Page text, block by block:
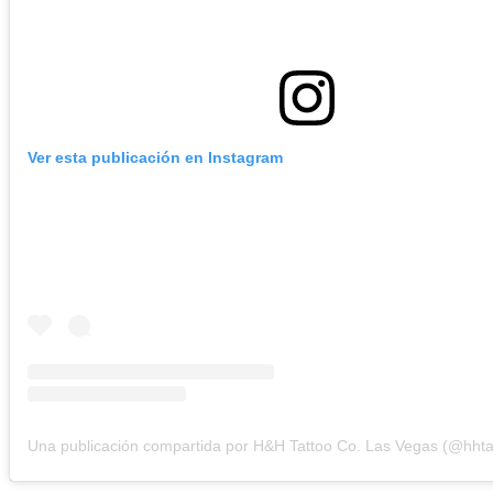
Ver esta publicación en Instagram